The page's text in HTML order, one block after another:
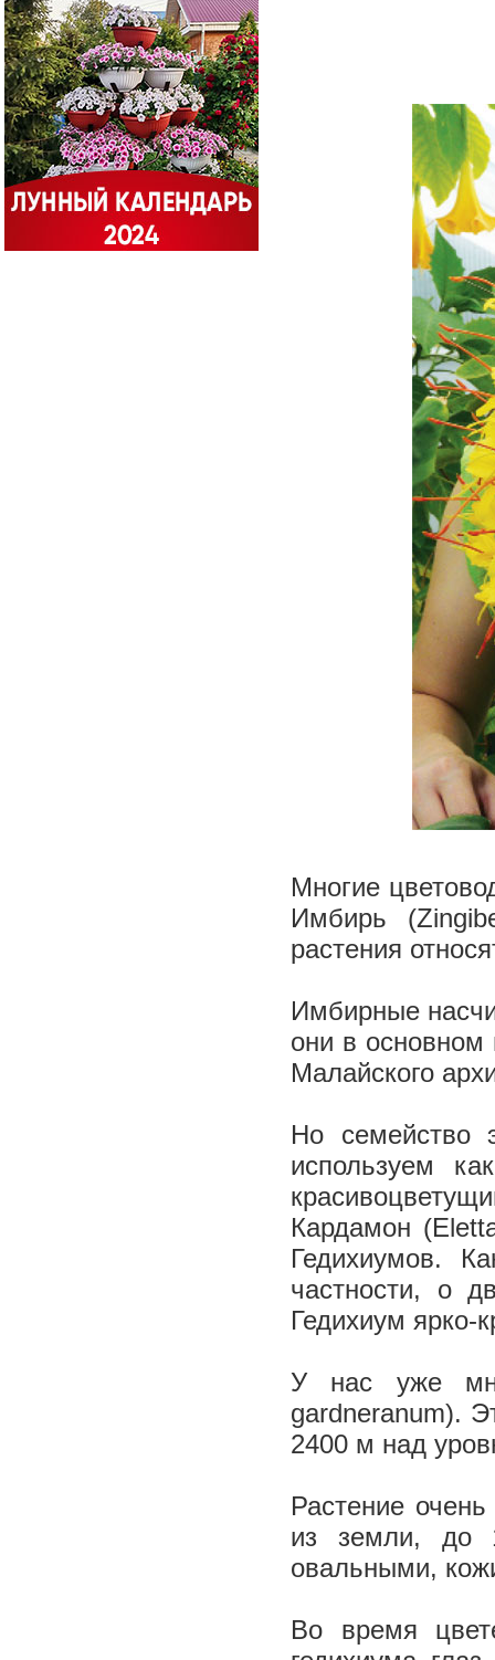
Многие
Имбирь
растения
Имбирные
они в
Малайского
Но семейство
используем
Кардамон
Гедихиумов.
частности, о
Гедихиум ярко-
У нас уже
gardneranum).
2400 м над
Растение
из земли, до
овальными,
Во время